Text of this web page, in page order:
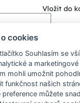
Vložit do
cookies
Souhlasím se
a
mohli umožnit
funkčnost našich
preference můžete